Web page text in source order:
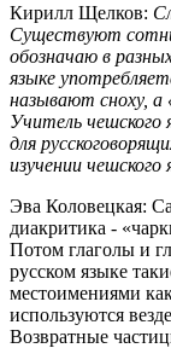
Кирилл Щелков:
Существуют
обозначаю в
языке
называют сноху, а
Учитель чешского
для
изучении чешского
Эва Коловецкая:
диакритика -
Потом глаголы и
русском языке
местоимениями
используются
Возвратные